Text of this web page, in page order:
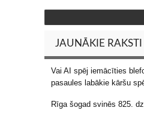
JAUNĀKIE RAKSTI
Vai AI spēj iemācīties
pasaules labākie kāršu
Rīga šogad svinēs 825.